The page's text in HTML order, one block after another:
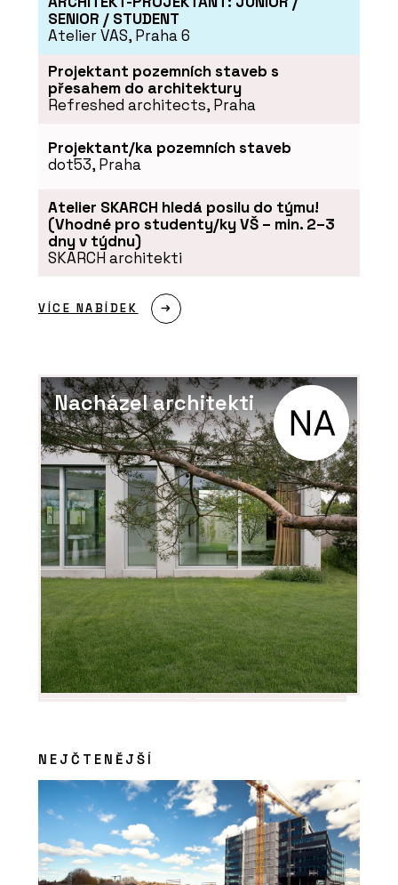
SLUŽBY
ČLÁNKY
Smlouva o dílo se stavební firmou.
Hlavní je definovat, co chcete
SENIOR / STUDENT
Atelier VAS, Praha 6
Projektant pozemních staveb s
přesahem do architektury
Refreshed architects, Praha
Projektant/ka pozemních staveb
dot53, Praha
Atelier SKARCH hledá posilu do týmu!
(Vhodné pro studenty/ky VŠ – min. 2–3
dny v týdnu)
SKARCH architekti
VÍCE NABÍDEK
Nacházel architekti
NEJČTENĚJŠÍ